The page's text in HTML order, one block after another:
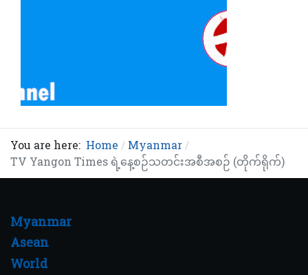
You are here: Home
Myanmar
TV Yangon Times ရဲ့နေ့စဉ်သတင်းအစီအစဉ် (တိုက်ရိုက်)
Myanmar
Asean
World